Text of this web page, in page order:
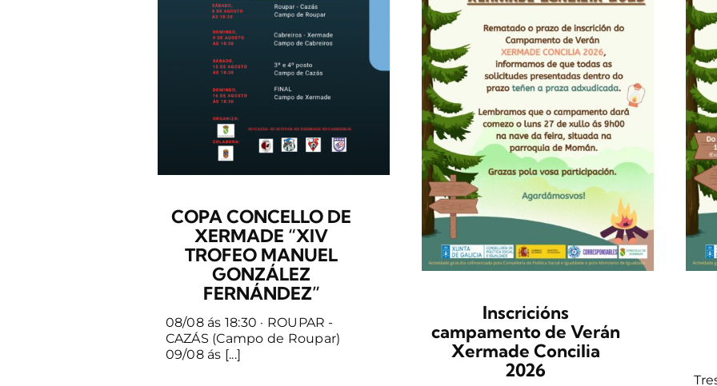
COPA CONCELLO DE
XERMADE “XIV
TROFEO MANUEL
GONZÁLEZ
FERNÁNDEZ”
08/08 ás 18:30 · ROUPAR -
CAZÁS (Campo de Roupar)
09/08 ás [...]
Inscricións
campamento de Verán
Xermade Concilia
2026